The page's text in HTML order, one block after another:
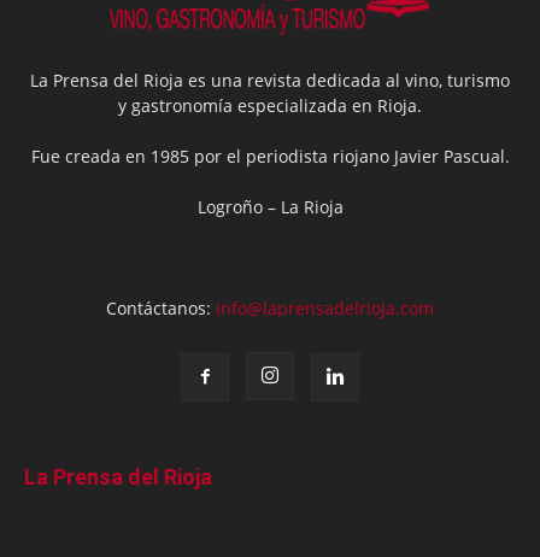
La Prensa del Rioja es una revista dedicada al vino, turismo
y gastronomía especializada en Rioja.
Fue creada en 1985 por el periodista riojano Javier Pascual.
Logroño – La Rioja
Contáctanos: info@laprensadelrioja.com
La Prensa del Rioja